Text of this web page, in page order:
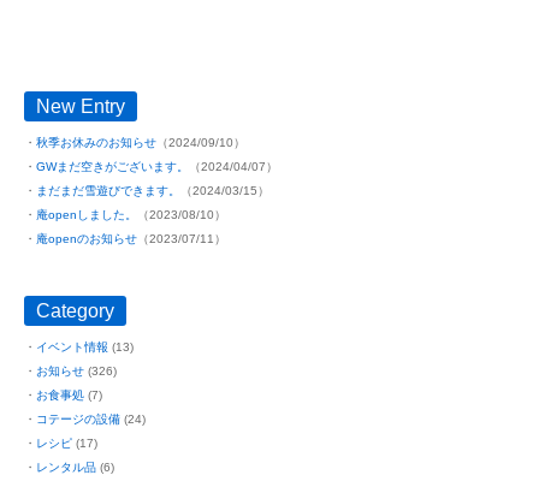
New Entry
秋季お休みのお知らせ （2024/09/10）
GWまだ空きがございます。
（2024/04/07）
まだまだ雪遊びできます。
（2024/03/15）
庵openしました。
（2023/08/10）
庵openのお知らせ （2023/07/11）
Category
イベント情報 (13)
お知らせ (326)
お食事処 (7)
コテージの設備 (24)
レシピ (17)
レンタル品 (6)